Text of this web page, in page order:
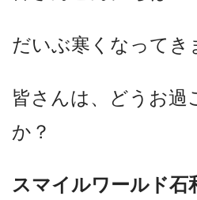
だいぶ寒くなってき
皆さんは、どうお過
か？
スマイルワールド石